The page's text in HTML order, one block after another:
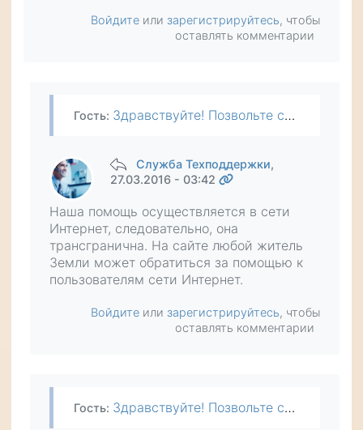
Войдите или зарегистрируйтесь, чтобы
оставлять комментарии
Гость: Здравствуйте! Позвольте спросить, ваша помощь возможна только на территории России или также СНГ, условно в Ташкенте?
Служба Техподдержки,
27.03.2016 - 03:42
Наша помощь осуществляется в сети
Интернет, следовательно, она
трансгранична. На сайте любой житель
Земли может обратиться за помощью к
пользователям сети Интернет.
Войдите или зарегистрируйтесь, чтобы
оставлять комментарии
Гость: Здравствуйте! Позвольте спросить, ваша помощь возможна только на территории России или также СНГ, условно в Ташкенте?